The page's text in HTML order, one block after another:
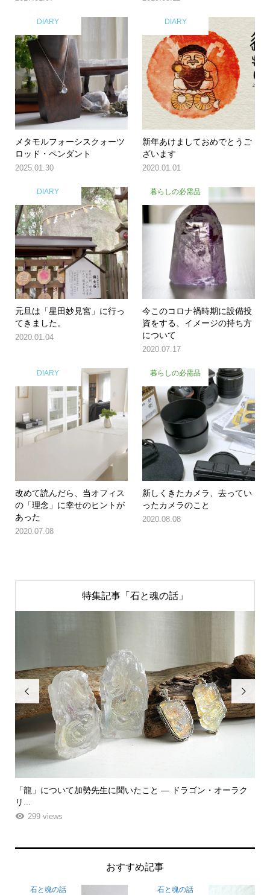
DIARY
メタモルフォーシスクォーツ
ロッド・ペンダント
2025.01.30
DIARY
新年あけましておめでとうご
ざいます
2020.01.01
DIARY
元旦は「星田妙見宮」に行っ
てきました。
2020.01.04
暮らしの必需品
今このコロナ禍時期に設備投
資をする、イメージの持ち方
について
2020.07.17
DIARY
改めて読んだら、当オフィス
の「理念」に幸せのヒントが
あった
2020.07.08
暮らしの必需品
新しくきたカメラ、去ってい
ったカメラのこと
2020.08.08
特集記事「石と魂の話」

ゴン・オーラク
「飾る」から「使う」へ。鉱物と植物が織りなす贅

おすすめ記事
石と魂の話 石と魂の話